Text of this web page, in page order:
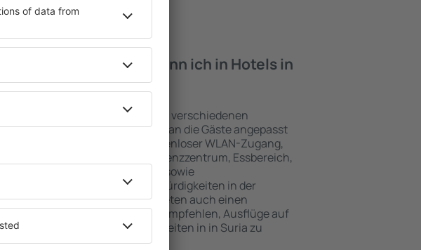
Annehmlichkeiten kann ich in Hotels in
finden?
in in Suria sind Einrichtungen mit verschiedenen
sowie Annehmlichkeiten, die an die Gäste angepasst
den beliebtesten gehören kostenloser WLAN-Zugang,
Bar / Safe im Zimmer, Konferenzzentrum, Essbereich,
kostenlose Parkplätze sowie
über Sehenswürdigkeiten in der
Einige der Einrichtungen bieten auch einen
vom/zum Flughafen an oder empfehlen, Ausflüge auf
der größten Sehenswürdigkeiten in in Suria zu